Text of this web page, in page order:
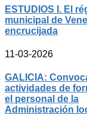
ESTUDIOS I. El
municipal de
encrucijada
11-03-2026
GALICIA:
actividades de
el personal de la
Administración